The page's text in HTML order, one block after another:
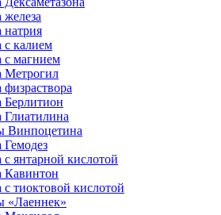
натрия
с калием
с магнием
Метрогил
Берлитион
Глиатилина
Винпоцетина
янтарной кислотой
Кавинтон
тиоктовой кислотой
«Лаеннек»